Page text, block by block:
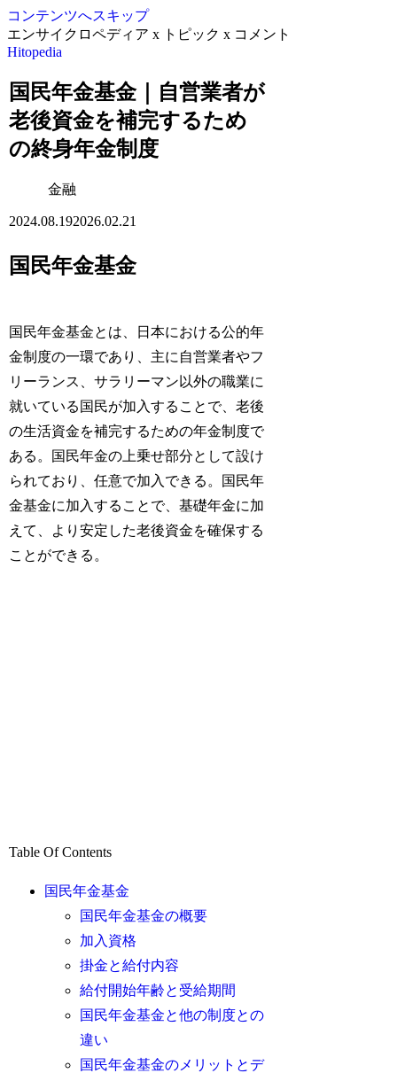
コンテンツへスキップ
エンサイクロペディア x トピック x コメント
Hitopedia
国民年金基金｜自営業者が
老後資金を補完するため
の終身年金制度
金融
2024.08.192026.02.21
国民年金基金
国民年金基金とは、日本における公的年
金制度の一環であり、主に自営業者やフ
リーランス、サラリーマン以外の職業に
就いている国民が加入することで、老後
の生活資金を補完するための年金制度で
ある。国民年金の上乗せ部分として設け
られており、任意で加入できる。国民年
金基金に加入することで、基礎年金に加
えて、より安定した老後資金を確保する
ことができる。
Table Of Contents
国民年金基金
国民年金基金の概要
加入資格
掛金と給付内容
給付開始年齢と受給期間
国民年金基金と他の制度との
違い
国民年金基金のメリットとデ